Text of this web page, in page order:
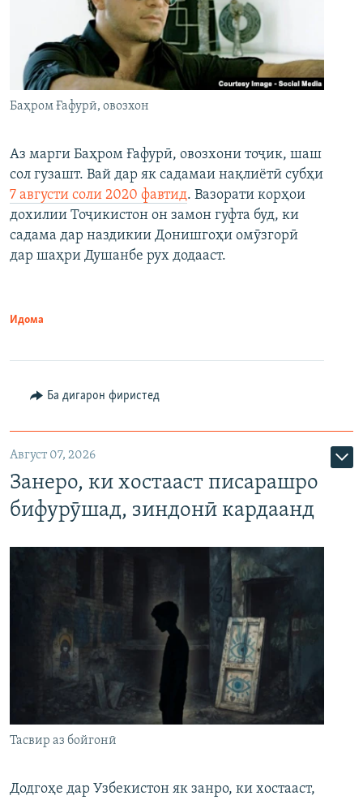
Баҳром Ғафурӣ, овозхон
Аз марги Баҳром Ғафурӣ, овозхони тоҷик, шаш
сол гузашт. Вай дар як садамаи нақлиётӣ субҳи
7 августи соли 2020 фавтид. Вазорати корҳои
дохилии Тоҷикистон он замон гуфта буд, ки
садама дар наздикии Донишгоҳи омӯзгорӣ
дар шаҳри Душанбе рух додааст.
Идома
Ба дигарон фиристед
Август 07, 2026
Занеро, ки хостааст писарашро
бифурӯшад, зиндонӣ кардаанд
Тасвир аз бойгонӣ
Додгоҳе дар Узбекистон як занро, ки хостааст,